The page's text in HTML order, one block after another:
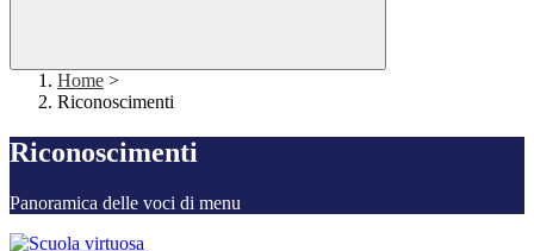
Home >
Riconoscimenti
Riconoscimenti
Panoramica delle voci di menu